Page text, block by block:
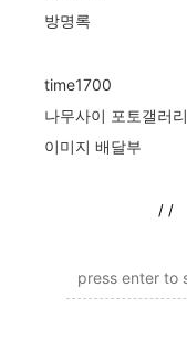
방명록
time1700
나무사이 포토갤러리
이미지 배달부
/ /